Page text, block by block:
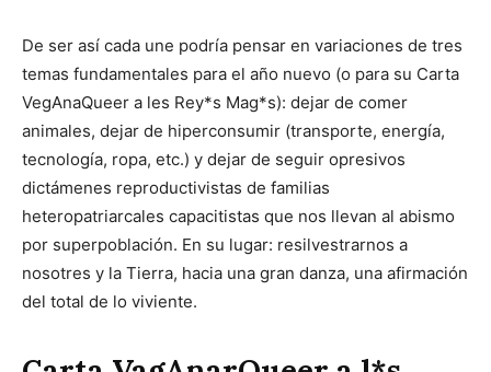
De ser así cada une podría pensar en variaciones de tres
temas fundamentales para el año nuevo (o para su Carta
VegAnaQueer a les Rey*s Mag*s): dejar de comer
animales, dejar de hiperconsumir (transporte, energía,
tecnología, ropa, etc.) y dejar de seguir opresivos
dictámenes reproductivistas de familias
heteropatriarcales capacitistas que nos llevan al abismo
por superpoblación. En su lugar: resilvestrarnos a
nosotres y la Tierra, hacia una gran danza, una afirmación
del total de lo viviente.